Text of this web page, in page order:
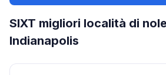
SIXT migliori località di
Indianapolis